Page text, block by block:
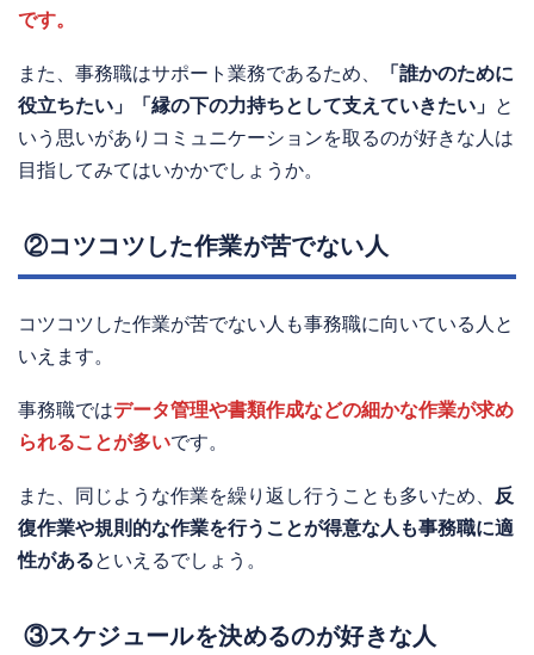
です。
また、事務職はサポート業務であるため、
「誰かのために
役立ちたい」「縁の下の力持ちとして支えていきたい」 と
いう思いがありコミュニケーションを取るのが好きな人は
目指してみてはいかかでしょうか。
②コツコツした作業が苦でない人
コツコツした作業が苦でない人も事務職に向いている人と
いえます。
事務職ではデータ管理や書類作成などの細かな作業が求め
られることが多いです。
また、同じような作業を繰り返し行うことも多いため、 反
復作業や規則的な作業を行うことが得意な人も事務職に適
性があるといえるでしょう。
③スケジュールを決めるのが好きな人